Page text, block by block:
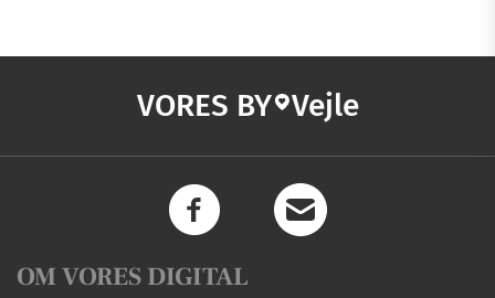
VORES BY Vejle
OM VORES DIGITAL